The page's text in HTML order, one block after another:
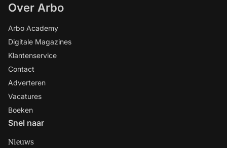
Over Arbo
Arbo Academy
Digitale Magazines
Klantenservice
Contact
Adverteren
Vacatures
Boeken
Snel naar
Nieuws